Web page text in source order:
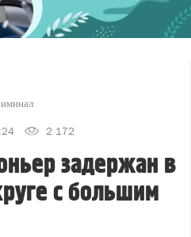
2 172
задержан в
с большим